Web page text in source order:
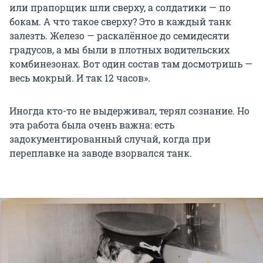
или прапорщик шли сверху, а солдатики — по
бокам. А что такое сверху? Это в каждый танк
залезть. Железо — раскалённое до семидесяти
градусов, а мы были в плотных водительских
комбинезонах. Вот один состав там досмотришь —
весь мокрый. И так 12 часов».
Иногда кто-то не выдерживал, терял сознание. Но
эта работа была очень важна: есть
задокументированный случай, когда при
переплавке на заводе взорвался танк.